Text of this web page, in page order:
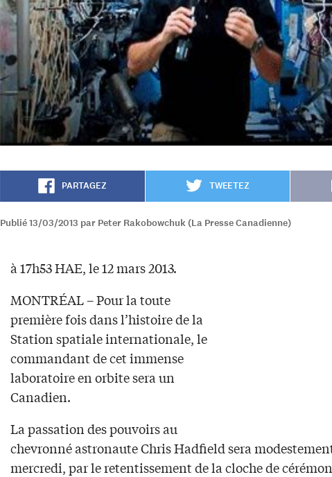
PARTAGEZ TWEETEZ
Publié 13/03/2013 par Peter Rakobowchuk (La Presse Canadienne)
à 17h53 HAE, le 12 mars 2013.
MONTRÉAL – Pour la toute
première fois dans l’histoire de la
Station spatiale internationale, le
commandant de cet immense
laboratoire en orbite sera un
Canadien.
La passation des pouvoirs au
chevronné astronaute Chris Hadfield sera
mercredi, par le retentissement de la cloche de